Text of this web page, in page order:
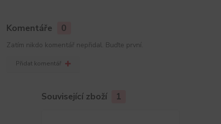
Komentáře 0
Zatím nikdo komentář nepřidal. Buďte první.
Přidat komentář
Související zboží 1